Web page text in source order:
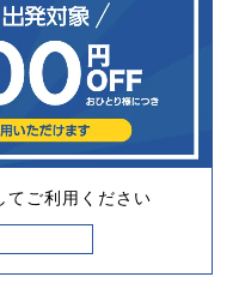
てご利用ください